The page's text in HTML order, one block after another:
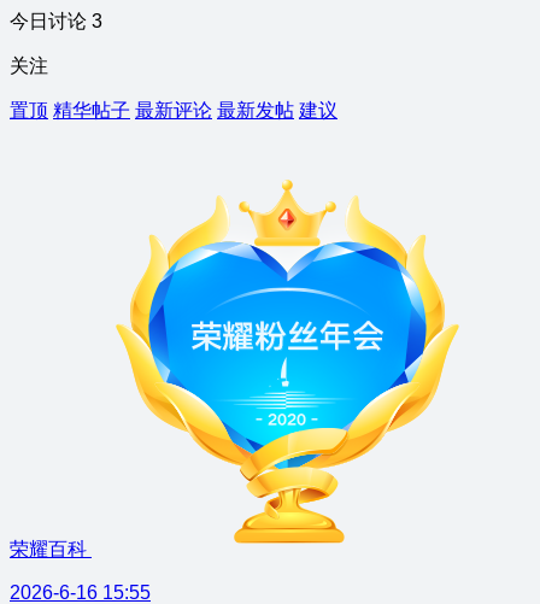
今日讨论 3
关注
置顶 精华帖子 最新评论 最新发帖 建议
荣耀百科
2026-6-16 15:55